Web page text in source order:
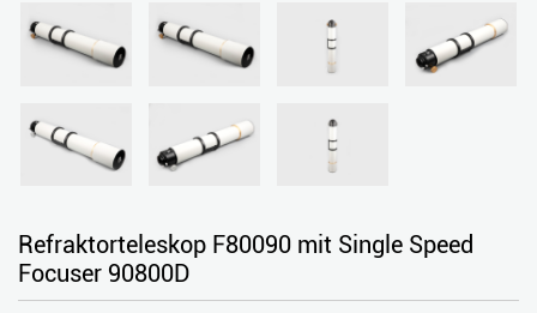
Refraktorteleskop F80090 mit Single Speed
Focuser 90800D